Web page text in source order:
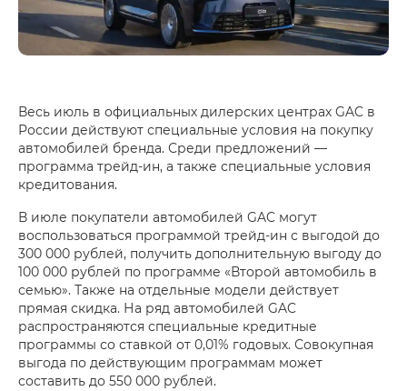
Весь июль в официальных дилерских центрах GAC в
России действуют специальные условия на покупку
автомобилей бренда. Среди предложений —
программа трейд-ин, а также специальные условия
кредитования.
В июле покупатели автомобилей GAC могут
воспользоваться программой трейд-ин с выгодой до
300 000 рублей, получить дополнительную выгоду до
100 000 рублей по программе «Второй автомобиль в
семью». Также на отдельные модели действует
прямая скидка. На ряд автомобилей GAC
распространяются специальные кредитные
программы со ставкой от 0,01% годовых. Совокупная
выгода по действующим программам может
составить до 550 000 рублей.